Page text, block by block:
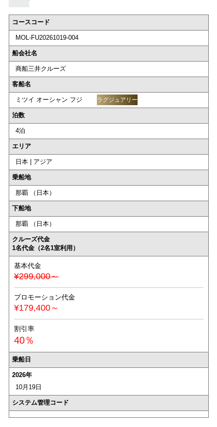
コースコード
MOL-FU20261019-004
船会社名
商船三井クルーズ
客船名
ミツイ オーシャン フジ ラグジュアリー
泊数
4泊
エリア
日本 | アジア
乗船地
那覇 （日本）
下船地
那覇 （日本）
クルーズ代金
1名代金（2名1室利用）
基本代金
¥299,000～
プロモーション代金
¥179,400～
割引率
40％
乗船日
2026年
10月19日
システム管理コード